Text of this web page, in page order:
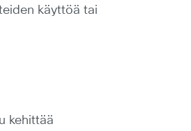
käyttöä tai
kehittää